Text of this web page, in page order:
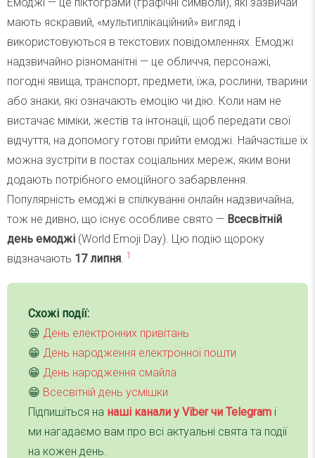
мають яскравий, «мультиплікаційний» вигляд і
використовуються в текстових повідомленнях. Емоджі
надзвичайно різноманітні — це обличчя, персонажі,
погодні явища, транспорт, предмети, їжа, рослини, тварини
або знаки, які означають емоцію чи дію. Коли нам не
вистачає міміки, жестів та інтонації, щоб передати свої
відчуття, на допомогу готові прийти емоджі. Найчастіше їх
можна зустріти в постах соціальних мереж, яким вони
додають потрібного емоційного забарвлення.
Популярність емоджі в спілкуванні онлайн надзвичайна,
тож не дивно, що існує особливе свято — Всесвітній
день емоджі (World Emoji Day). Цю подію щороку
відзначають 17 липня. 1
Схожі події:
😁 День електронних привітань
😁 День народження електронної пошти
😁 День народження смайла
😁 Всесвітній день усмішки
Підпишіться на наші канали у Viber чи Telegram і
ми нагадаємо вам про всі актуальні свята та події
на кожен день.